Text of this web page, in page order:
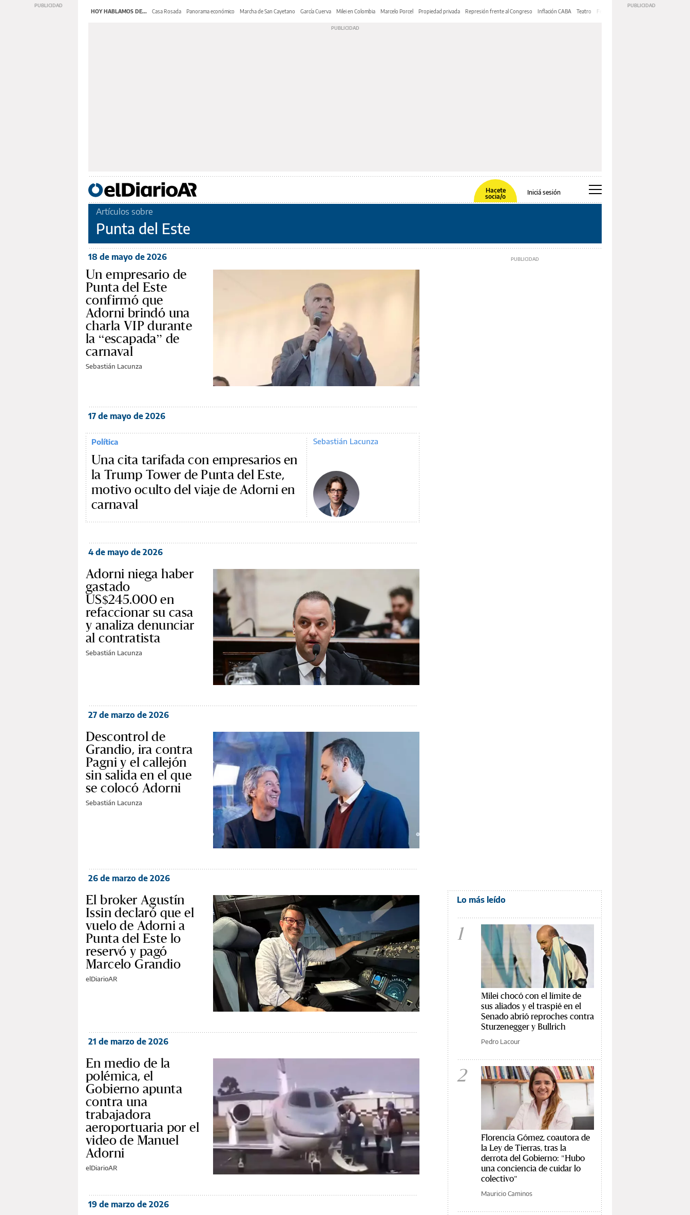
HOY HABLAMOS DE... Casa Rosada Panorama económico Marcha de San Cayetano García Cuerva Milei en Colombia Marcelo Porcel Propiedad privada Represión frente al Congreso Inflación CABA Teatro Feria de Editores
Hacete
socia/o
Iniciá sesión
Artículos sobre
Punta del Este
18 de mayo de 2026
Un empresario de
Punta del Este
confirmó que
Adorni brindó una
charla VIP durante
la “escapada” de
carnaval
Sebastián Lacunza
17 de mayo de 2026
Política
Una cita tarifada con empresarios en
la Trump Tower de Punta del Este,
motivo oculto del viaje de Adorni en
carnaval
Sebastián Lacunza
4 de mayo de 2026
Adorni niega haber
gastado
US$245.000 en
refaccionar su casa
y analiza denunciar
al contratista
Sebastián Lacunza
27 de marzo de 2026
Descontrol de
Grandio, ira contra
Pagni y el callejón
sin salida en el que
se colocó Adorni
Sebastián Lacunza
26 de marzo de 2026
El broker Agustín
Issin declaró que el
vuelo de Adorni a
Punta del Este lo
reservó y pagó
Marcelo Grandio
elDiarioAR
21 de marzo de 2026
En medio de la
polémica, el
Gobierno apunta
contra una
trabajadora
aeroportuaria por el
video de Manuel
Adorni
elDiarioAR
19 de marzo de 2026
Lo más leído
1
Milei chocó con el límite de
sus aliados y el traspié en el
Senado abrió reproches contra
Sturzenegger y Bullrich
Pedro Lacour
2
Florencia Gómez, coautora de
la Ley de Tierras, tras la
derrota del Gobierno: "Hubo
una conciencia de cuidar lo
colectivo"
Mauricio Caminos